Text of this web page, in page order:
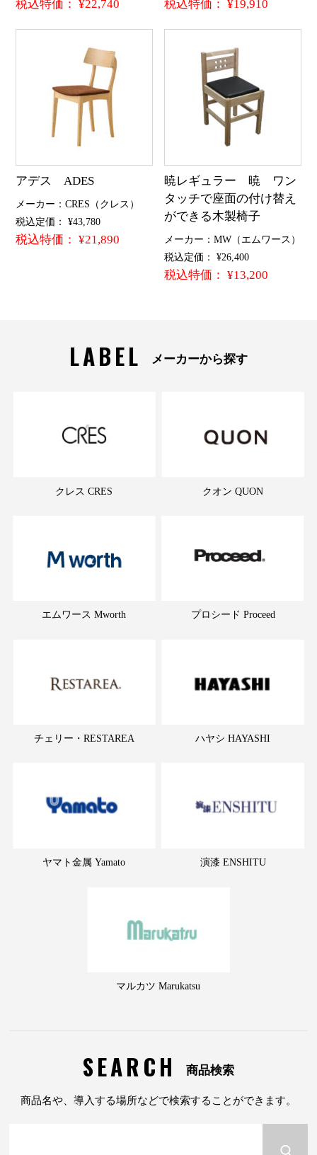
税込特価： ¥22,740 税込特価： ¥19,910
アデス ADES
メーカー：CRES（クレス）
税込定価： ¥43,780
税込特価： ¥21,890
暁レギュラー 暁 ワン
タッチで座面の付け替え
ができる木製椅子
メーカー：MW（エムワース）
税込定価： ¥26,400
税込特価： ¥13,200
LABEL メーカーから探す
クレス CRES クオン QUON
エムワース Mworth プロシード Proceed
チェリー・RESTAREA ハヤシ HAYASHI
ヤマト金属 Yamato 演漆 ENSHITU
マルカツ Marukatsu
SEARCH 商品検索
商品名や、導入する場所などで検索することができます。